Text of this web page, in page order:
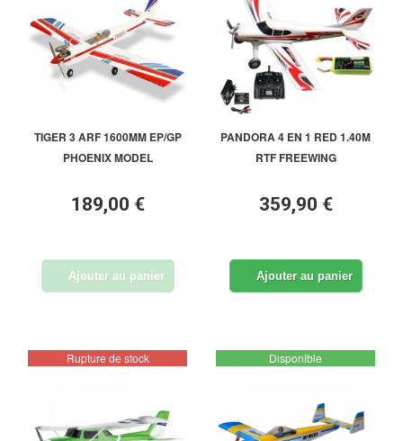
TIGER 3 ARF 1600MM EP/GP
PHOENIX MODEL
189,00 €
Ajouter au panier
PANDORA 4 EN 1 RED 1.40M
RTF FREEWING
359,90 €
Ajouter au panier
Rupture de stock Disponible